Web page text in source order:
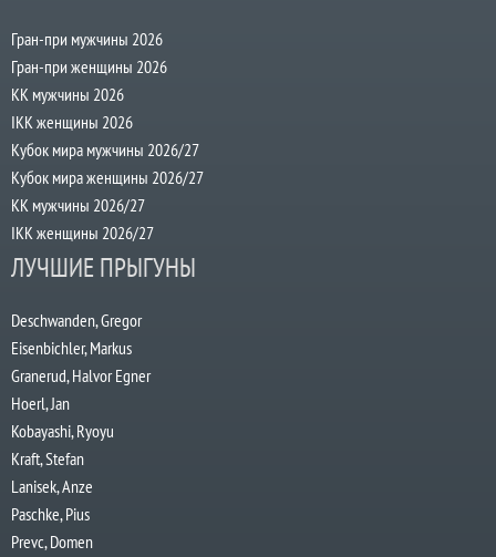
Гран-при мужчины 2026
Гран-при женщины 2026
КК мужчины 2026
IKK женщины 2026
Кубок мира мужчины 2026/27
Кубок мира женщины 2026/27
КК мужчины 2026/27
IKK женщины 2026/27
ЛУЧШИЕ ПРЫГУНЫ
Deschwanden, Gregor
Eisenbichler, Markus
Granerud, Halvor Egner
Hoerl, Jan
Kobayashi, Ryoyu
Kraft, Stefan
Lanisek, Anze
Paschke, Pius
Prevc, Domen